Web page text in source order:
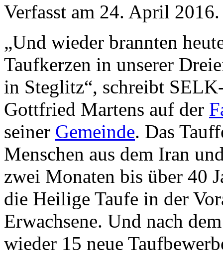
Verfasst am 24. April 2016.
„Und wieder brannten
Taufkerzen in unserer
in Steglitz“, schreibt
Gottfried Martens auf der
seiner Gemeinde. Das
Menschen aus dem Iran
zwei Monaten bis über 40
die Heilige Taufe in der
Erwachsene. Und nach
wieder 15 neue